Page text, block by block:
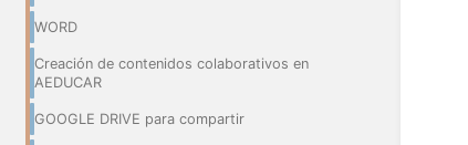
WORD
Creación de contenidos colaborativos en
AEDUCAR
GOOGLE DRIVE para compartir